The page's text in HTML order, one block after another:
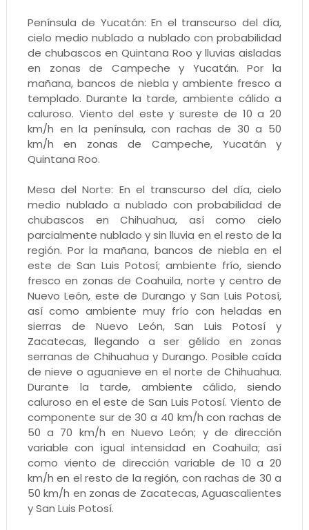
Península de Yucatán: En el transcurso del día,
cielo medio nublado a nublado con probabilidad
de chubascos en Quintana Roo y lluvias aisladas
en zonas de Campeche y Yucatán. Por la
mañana, bancos de niebla y ambiente fresco a
templado. Durante la tarde, ambiente cálido a
caluroso. Viento del este y sureste de 10 a 20
km/h en la península, con rachas de 30 a 50
km/h en zonas de Campeche, Yucatán y
Quintana Roo.
Mesa del Norte: En el transcurso del día, cielo
medio nublado a nublado con probabilidad de
chubascos en Chihuahua, así como cielo
parcialmente nublado y sin lluvia en el resto de la
región. Por la mañana, bancos de niebla en el
este de San Luis Potosí; ambiente frío, siendo
fresco en zonas de Coahuila, norte y centro de
Nuevo León, este de Durango y San Luis Potosí,
así como ambiente muy frío con heladas en
sierras de Nuevo León, San Luis Potosí y
Zacatecas, llegando a ser gélido en zonas
serranas de Chihuahua y Durango. Posible caída
de nieve o aguanieve en el norte de Chihuahua.
Durante la tarde, ambiente cálido, siendo
caluroso en el este de San Luis Potosí. Viento de
componente sur de 30 a 40 km/h con rachas de
50 a 70 km/h en Nuevo León; y de dirección
variable con igual intensidad en Coahuila; así
como viento de dirección variable de 10 a 20
km/h en el resto de la región, con rachas de 30 a
50 km/h en zonas de Zacatecas, Aguascalientes
y San Luis Potosí.